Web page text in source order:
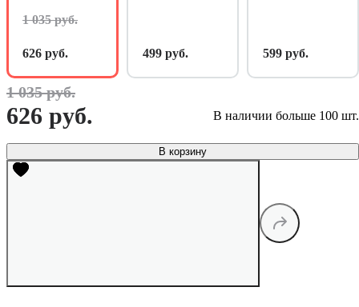
1 035 руб.
626 руб. 499 руб. 599 руб.
1 035 руб.
626 руб. В наличии больше 100 шт.
В корзину